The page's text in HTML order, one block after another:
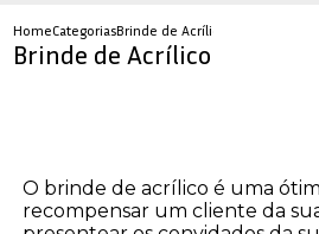
HomeCategoriasBrinde de Acrílico
Brinde de Acrílico
O brinde de acrílico é uma
recompensar um cliente da